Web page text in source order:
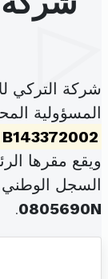
شركة التركي
المسؤولية
B143372002
ويقع مقرها
السجل
0805690N
.